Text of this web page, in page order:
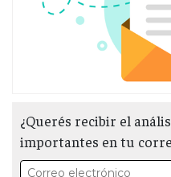
¿Querés recibir el
importantes en tu